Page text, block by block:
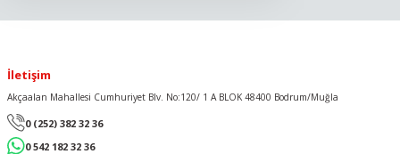
İletişim
Akçaalan Mahallesi Cumhuriyet Blv. No:120/ 1 A BLOK 48400 Bodrum/Muğla
0 (252) 382 32 36
0 542 182 32 36